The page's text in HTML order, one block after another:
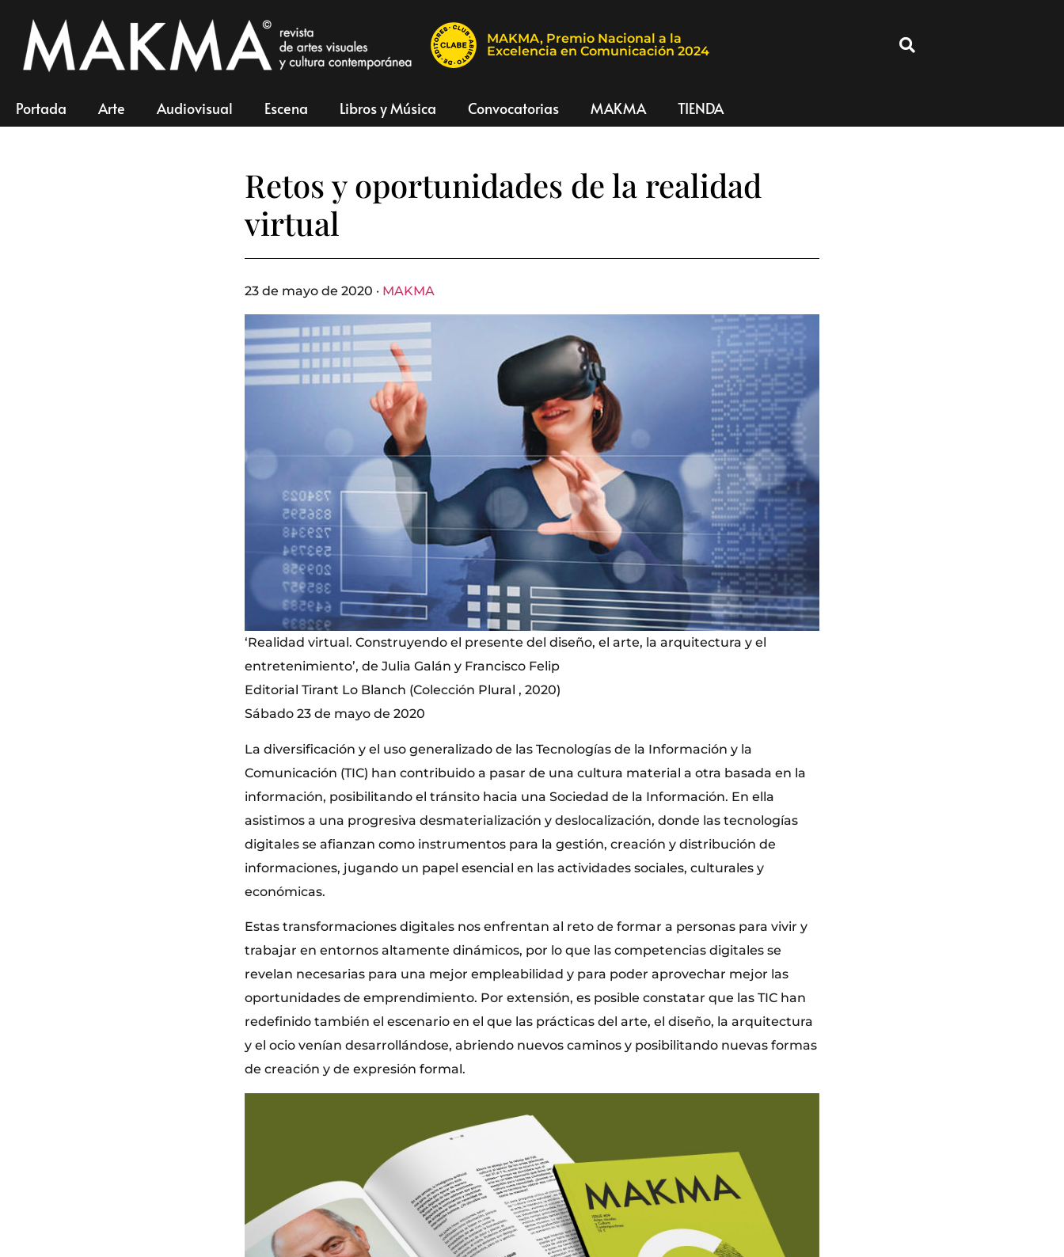
MAKMA, Premio Nacional a la
Excelencia en Comunicación 2024
Portada Arte Audiovisual Escena Libros y Música Convocatorias MAKMA TIENDA
Retos y oportunidades de la realidad
virtual
23 de mayo de 2020 · MAKMA
‘Realidad virtual. Construyendo el presente del diseño, el arte, la arquitectura y el
entretenimiento’, de Julia Galán y Francisco Felip
Editorial Tirant Lo Blanch (Colección Plural , 2020)
Sábado 23 de mayo de 2020
La diversificación y el uso generalizado de las Tecnologías de la Información y la
Comunicación (TIC) han contribuido a pasar de una cultura material a otra basada en la
información, posibilitando el tránsito hacia una Sociedad de la Información. En ella
asistimos a una progresiva desmaterialización y deslocalización, donde las tecnologías
digitales se afianzan como instrumentos para la gestión, creación y distribución de
informaciones, jugando un papel esencial en las actividades sociales, culturales y
económicas.
Estas transformaciones digitales nos enfrentan al reto de formar a personas para vivir y
trabajar en entornos altamente dinámicos, por lo que las competencias digitales se
revelan necesarias para una mejor empleabilidad y para poder aprovechar mejor las
oportunidades de emprendimiento. Por extensión, es posible constatar que las TIC han
redefinido también el escenario en el que las prácticas del arte, el diseño, la arquitectura
y el ocio venían desarrollándose, abriendo nuevos caminos y posibilitando nuevas formas
de creación y de expresión formal.